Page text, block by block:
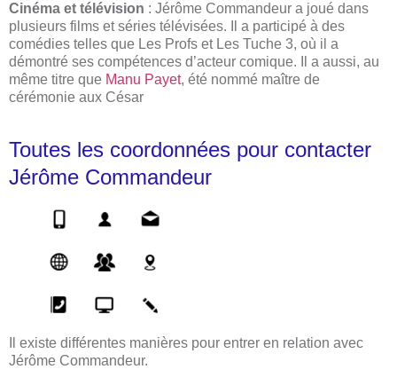
Cinéma et télévision : Jérôme Commandeur a joué dans
plusieurs films et séries télévisées. Il a participé à des
comédies telles que Les Profs et Les Tuche 3, où il a
démontré ses compétences d’acteur comique. Il a aussi, au
même titre que Manu Payet, été nommé maître de
cérémonie aux César
Toutes les coordonnées pour contacter
Jérôme Commandeur
Il existe différentes manières pour entrer en relation avec
Jérôme Commandeur.